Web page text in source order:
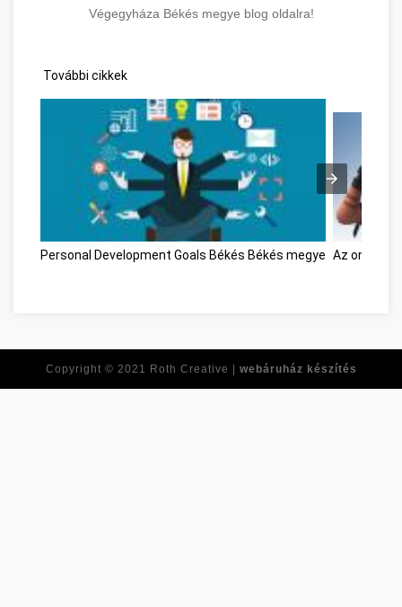
Végegyháza Békés megye blog oldalra!
További cikkek
Personal Development Goals Békés Békés megye Az online
Copyright © 2021 Roth Creative | webáruház készítés